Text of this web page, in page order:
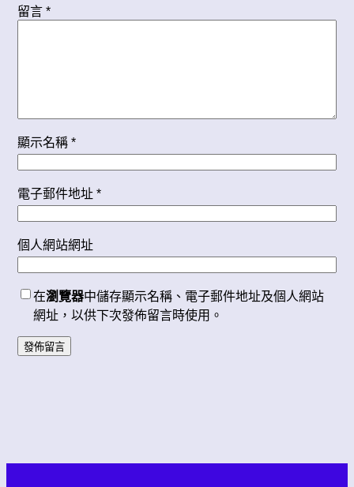
留言*
顯示名稱*
電子郵件地址*
個人網站網址
在瀏覽器中儲存顯示名稱、電子郵件地址及個人網站
網址，以供下次發佈留言時使用。